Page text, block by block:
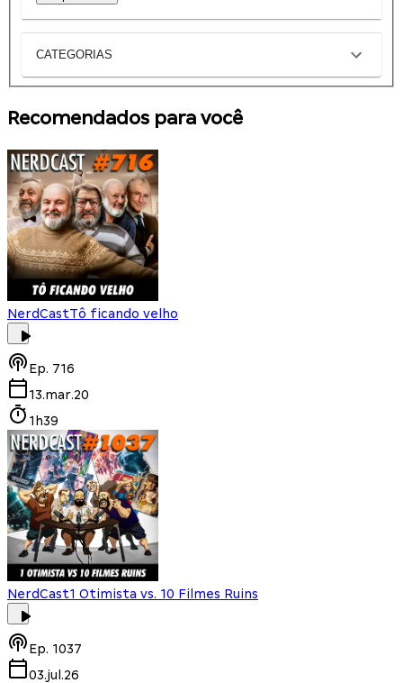
CATEGORIAS
Recomendados para você
NerdCastTô ficando velho
Ep. 716
13.mar.20
1h39
NerdCast1 Otimista vs. 10 Filmes Ruins
Ep. 1037
03.jul.26